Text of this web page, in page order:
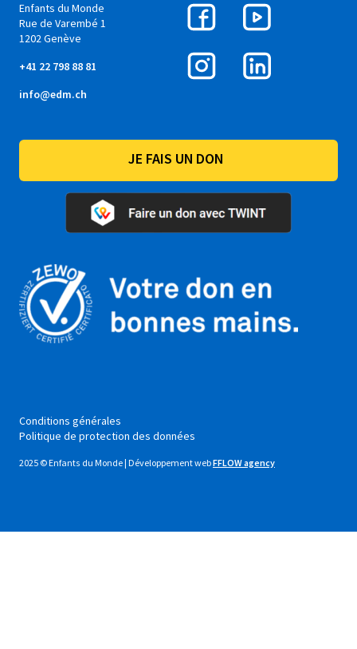
Enfants du Monde
Rue de Varembé 1
1202 Genève
+41 22 798 88 81
info@edm.ch
JE FAIS UN DON
Conditions générales
Politique de protection des données
2025 © Enfants du Monde | Développement webFFLOW agency